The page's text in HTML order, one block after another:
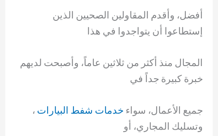
أفضل، وأقدم المقاولين الصحيين الذين
إستطاعوا أن يتواجدوا في هذا
المجال منذ أكثر من ثلاثين عاماً، وأصبحت لديهم
خبرة كبيرة جداً في
جميع الأعمال، سواء خدمات شفط البيارات ،
وتسليك المجاري، أو